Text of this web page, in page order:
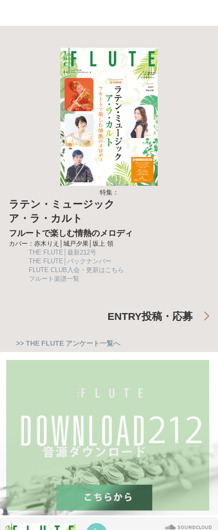
特集：
ラテン・ミュージック
ア・ラ・カルト
フルートで楽しむ情熱のメロディ
カバー：赤木りえ│城戸夕果│坂上 領
THE FLUTE│最新212号
THE FLUTE│バックナンバー
FLUTE CLUB入会・更新はこちら
フルート楽譜一覧
ENTRY投稿・応募
>> THE FLUTE アンケート一覧へ